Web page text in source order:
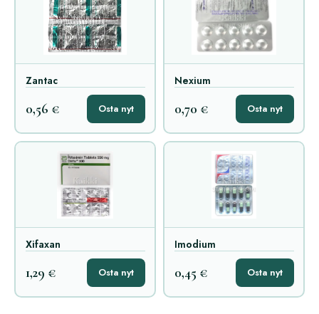
Zantac
0,56 € Osta nyt
Nexium
0,70 € Osta nyt
Xifaxan
1,29 € Osta nyt
Imodium
0,45 € Osta nyt